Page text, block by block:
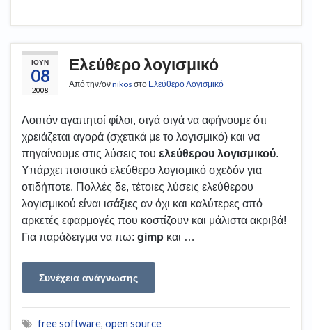
ΙΟΎΝ
08
2008
Ελεύθερο λογισμικό
Από την/ονnikos στο Ελεύθερο Λογισμικό
Λοιπόν αγαπητοί φίλοι, σιγά σιγά να αφήνουμε ότι
χρειάζεται αγορά (σχετικά με το λογισμικό) και να
πηγαίνουμε στις λύσεις του ελεύθερου λογισμικού.
Υπάρχει ποιοτικό ελεύθερο λογισμικό σχεδόν για
οτιδήποτε. Πολλές δε, τέτοιες λύσεις ελεύθερου
λογισμικού είναι ισάξιες αν όχι και καλύτερες από
αρκετές εφαρμογές που κοστίζουν και μάλιστα ακριβά!
Για παράδειγμα να πω: gimp και …
Συνέχεια ανάγνωσης
free software, open source